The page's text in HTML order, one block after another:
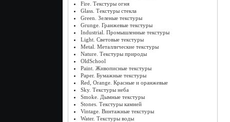
Fire. Текстуры огня
Glass. Текстуры стекла
Green. Зеленые текстуры
Grunge. Гранжевые текстуры
Industrial. Промышленные текстуры
Light. Световые текстуры
Metal. Металлические текстуры
Nature. Текстуры природы
OldSchool
Paint. Живописные текстуры
Paper. Бумажные текстуры
Red, Orange. Красные и оранжевые
Sky. Текстуры неба
Smoke. Дымные текстуры
Stones. Текстуры камней
Vintage. Винтажные текстуры
Water. Текстуры воды